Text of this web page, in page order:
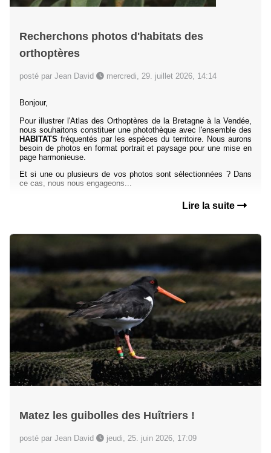
Recherchons photos d'habitats des
orthoptères
posté par Jean David mercredi, 29. juillet 2026, 14:14
Bonjour,
Pour illustrer l'Atlas des Orthoptères de la Bretagne à la Vendée,
nous souhaitons constituer une photothèque avec l'ensemble des
HABITATS fréquentés par les espèces du territoire. Nous aurons
besoin de photos en format portrait et paysage pour une mise en
page harmonieuse.
Et si une ou plusieurs de vos photos sont sélectionnées ? Dans
ce cas, nous nous engageons...
Lire la suite
Matez les guibolles des Huîtriers !
posté par Jean David jeudi, 25. juin 2026, 17:09